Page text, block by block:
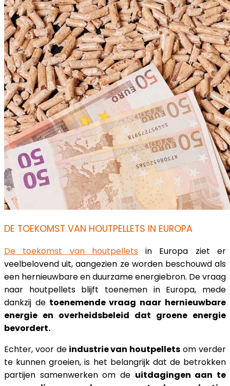
DE TOEKOMST VAN HOUTPELLETS IN EUROPA
De toekomst van houtpellets in Europa ziet er
veelbelovend uit, aangezien ze worden beschouwd als
een hernieuwbare en duurzame energiebron. De vraag
naar houtpellets blijft toenemen in Europa, mede
dankzij detoenemende vraag naar hernieuwbare
energie en overheidsbeleid dat groene energie
bevordert.
Echter, voor deindustrie van houtpellets om verder
te kunnen groeien, is het belangrijk dat de betrokken
partijen samenwerken om de uitdagingen aan te